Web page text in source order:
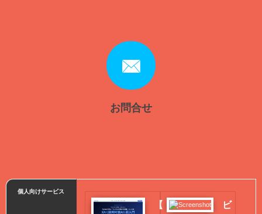
お問合せ
個人向けサービス
【
ビ